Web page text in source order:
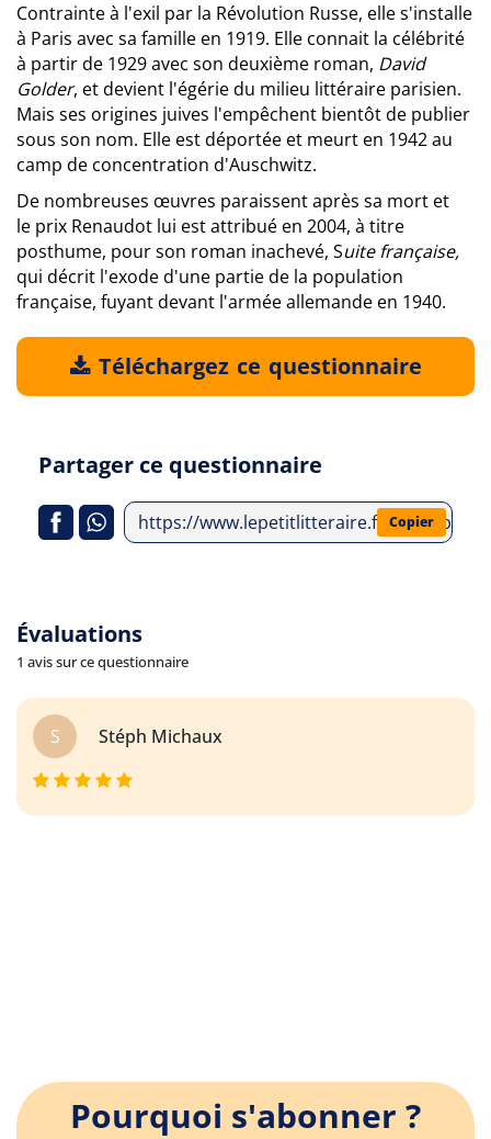
Contrainte à l'exil par la Révolution Russe, elle s'installe
à Paris avec sa famille en 1919. Elle connait la célébrité
à partir de 1929 avec son deuxième roman, David
Golder, et devient l'égérie du milieu littéraire parisien.
Mais ses origines juives l'empêchent bientôt de publier
sous son nom. Elle est déportée et meurt en 1942 au
camp de concentration d'Auschwitz.
De nombreuses œuvres paraissent après sa mort et
le prix Renaudot lui est attribué en 2004, à titre
posthume, pour son roman inachevé, Suite française,
qui décrit l'exode d'une partie de la population
française, fuyant devant l'armée allemande en 1940.
Téléchargez ce questionnaire
Partager ce questionnaire
https://www.lepetitlitteraire.fr/index.php/
Copier
Évaluations
1 avis sur ce questionnaire
S Stéph Michaux
Pourquoi s'abonner ?